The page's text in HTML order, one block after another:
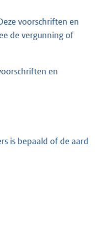
voorschriften en
de vergunning of
en
is bepaald of de aard